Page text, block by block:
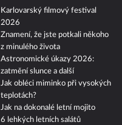
Karlovarský filmový festival
2026
Znamení, že jste potkali někoho
z minulého života
Astronomické úkazy 2026:
zatmění slunce a další
Jak obléci miminko při vysokých
teplotách?
Jak na dokonalé letní mojito
6 lehkých letních salátů